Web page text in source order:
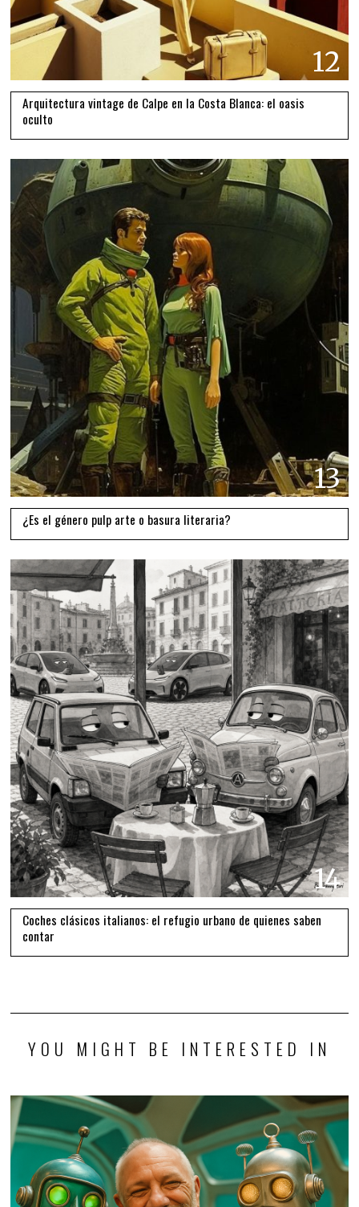
12
Arquitectura vintage de Calpe en la Costa Blanca: el oasis
oculto
13
¿Es el género pulp arte o basura literaria?
14
Coches clásicos italianos: el refugio urbano de quienes saben
contar
YOU MIGHT BE INTERESTED IN